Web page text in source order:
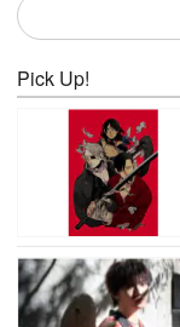
Pick Up!